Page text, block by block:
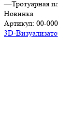
—Тротуарная
Новинка
Артикул: 00-
3D-